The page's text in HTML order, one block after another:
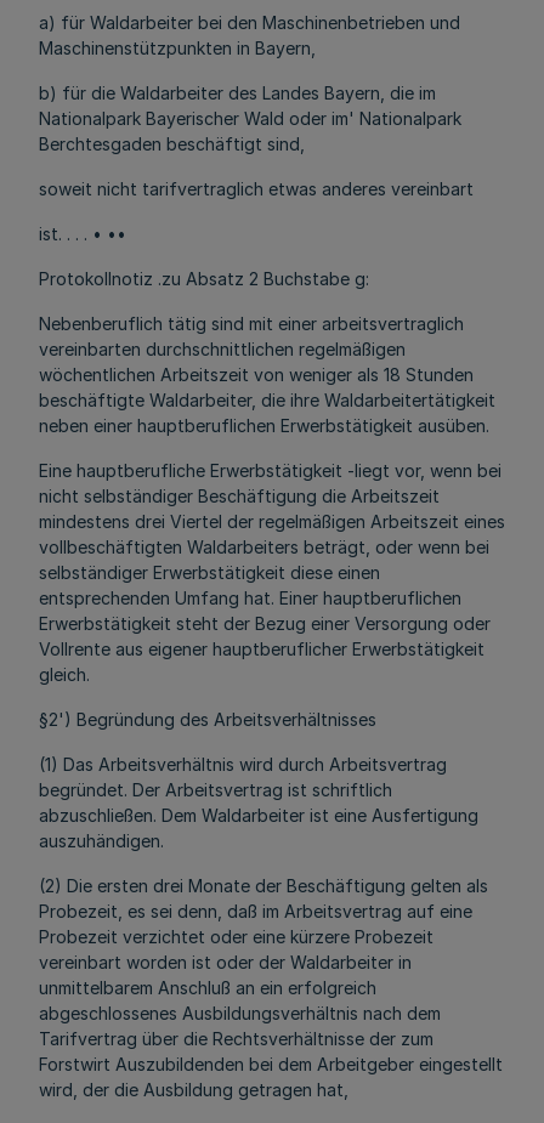
a) für Waldarbeiter bei den Maschinenbetrieben und
Maschinenstützpunkten in Bayern,
b) für die Waldarbeiter des Landes Bayern, die im
Nationalpark Bayerischer Wald oder im' Nationalpark
Berchtesgaden beschäftigt sind,
soweit nicht tarifvertraglich etwas anderes vereinbart
ist. . . . • ••
Protokollnotiz .zu Absatz 2 Buchstabe g:
Nebenberuflich tätig sind mit einer arbeitsvertraglich
vereinbarten durchschnittlichen regelmäßigen
wöchentlichen Arbeitszeit von weniger als 18 Stunden
beschäftigte Waldarbeiter, die ihre Waldarbeitertätigkeit
neben einer hauptberuflichen Erwerbstätigkeit ausüben.
Eine hauptberufliche Erwerbstätigkeit -liegt vor, wenn bei
nicht selbständiger Beschäftigung die Arbeitszeit
mindestens drei Viertel der regelmäßigen Arbeitszeit eines
vollbeschäftigten Waldarbeiters beträgt, oder wenn bei
selbständiger Erwerbstätigkeit diese einen
entsprechenden Umfang hat. Einer hauptberuflichen
Erwerbstätigkeit steht der Bezug einer Versorgung oder
Vollrente aus eigener hauptberuflicher Erwerbstätigkeit
gleich.
§2') Begründung des Arbeitsverhältnisses
(1) Das Arbeitsverhältnis wird durch Arbeitsvertrag
begründet. Der Arbeitsvertrag ist schriftlich
abzuschließen. Dem Waldarbeiter ist eine Ausfertigung
auszuhändigen.
(2) Die ersten drei Monate der Beschäftigung gelten als
Probezeit, es sei denn, daß im Arbeitsvertrag auf eine
Probezeit verzichtet oder eine kürzere Probezeit
vereinbart worden ist oder der Waldarbeiter in
unmittelbarem Anschluß an ein erfolgreich
abgeschlossenes Ausbildungsverhältnis nach dem
Tarifvertrag über die Rechtsverhältnisse der zum
Forstwirt Auszubildenden bei dem Arbeitgeber eingestellt
wird, der die Ausbildung getragen hat,